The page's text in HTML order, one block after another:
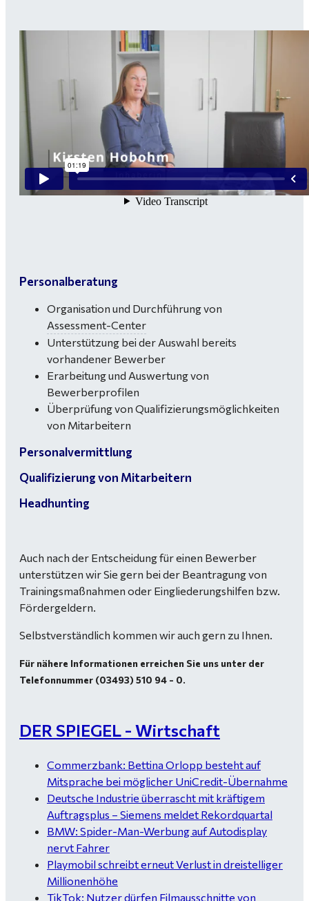
Personalberatung
Organisation und Durchführung von
Assessment-Center
Unterstützung bei der Auswahl bereits
vorhandener Bewerber
Erarbeitung und Auswertung von
Bewerberprofilen
Überprüfung von Qualifizierungsmöglichkeiten
von Mitarbeitern
Personalvermittlung
Qualifizierung von Mitarbeitern
Headhunting
Auch nach der Entscheidung für einen Bewerber
unterstützen wir Sie gern bei der Beantragung von
Trainingsmaßnahmen oder Eingliederungshilfen bzw.
Fördergeldern.
Selbstverständlich kommen wir auch gern zu Ihnen.
Für nähere Informationen erreichen Sie uns unter der
Telefonnummer (03493) 510 94 - 0.
DER SPIEGEL - Wirtschaft
Commerzbank: Bettina Orlopp besteht auf
Mitsprache bei möglicher UniCredit-Übernahme
Deutsche Industrie überrascht mit kräftigem
Auftragsplus – Siemens meldet Rekordquartal
BMW: Spider-Man-Werbung auf Autodisplay
nervt Fahrer
Playmobil schreibt erneut Verlust in dreistelliger
Millionenhöhe
TikTok: Nutzer dürfen Filmausschnitte von